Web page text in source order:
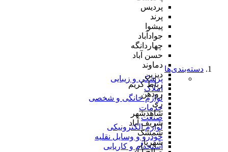
پردیس
پرند
پیشوا
جوادآباد
چهاردانگه
حسن آباد
دماوند
دیزین
رباط کریم
رودهن
ری
شاهدشهر
شریف آباد
شمشک
شهریار
دسته‌بندی‌ها
پزشکی و زیبایی
املاک
لوازم خانگی و شخصی
خدمات
صنعت
لوازم الکترونیکی
خودرو و وسایل نقلیه
استخدام و کاریابی